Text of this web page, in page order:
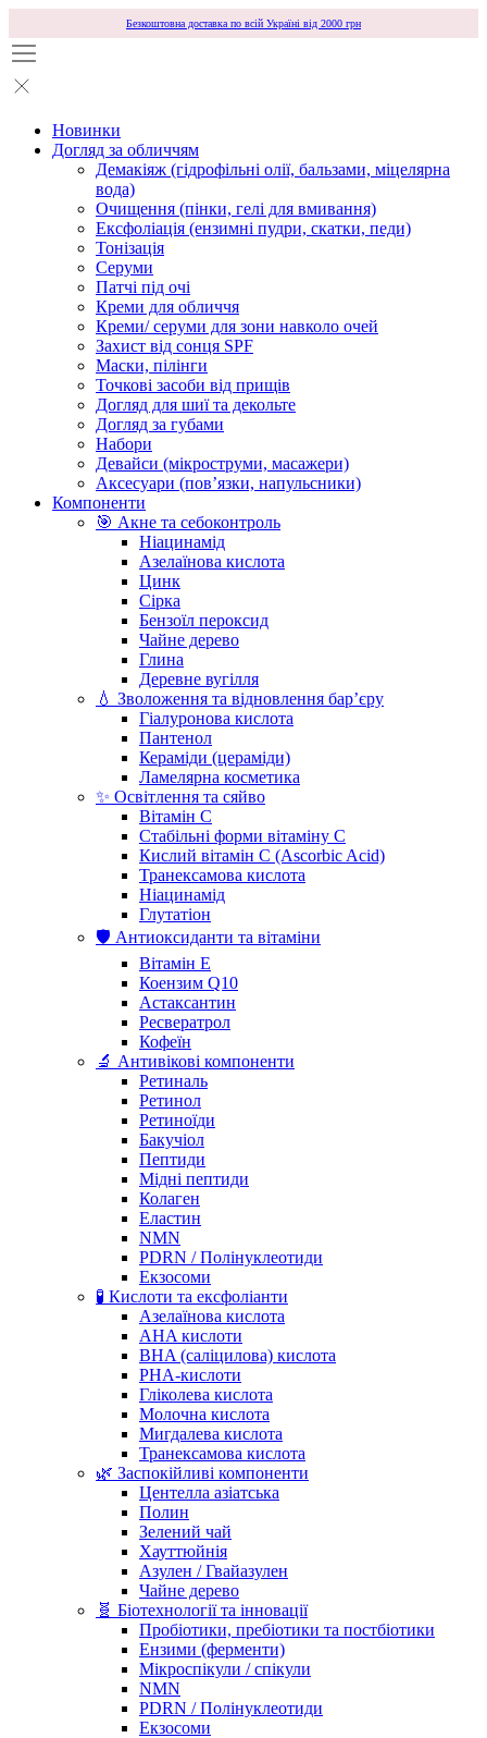
Безкоштовна доставка по всій Україні від 2000 грн
Новинки
Догляд за обличчям
Демакіяж (гідрофільні олії, бальзами, міцелярна
вода)
Очищення (пінки, гелі для вмивання)
Ексфоліація (ензимні пудри, скатки, педи)
Тонізація
Серуми
Патчі під очі
Креми для обличчя
Креми/ серуми для зони навколо очей
Захист від сонця SPF
Маски, пілінги
Точкові засоби від прищів
Догляд для шиї та декольте
Догляд за губами
Набори
Девайси (мікроструми, масажери)
Аксесуари (повʼязки, напульсники)
Компоненти
🎯 Акне та себоконтроль
Ніацинамід
Азелаїнова кислота
Цинк
Сірка
Бензоїл пероксид
Чайне дерево
Глина
Деревне вугілля
💧 Зволоження та відновлення бар’єру
Гіалуронова кислота
Пантенол
Кераміди (цераміди)
Ламелярна косметика
✨ Освітлення та сяйво
Вітамін С
Стабільні форми вітаміну С
Кислий вітамін С (Ascorbic Acid)
Транексамова кислота
Ніацинамід
Глутатіон
🛡️ Антиоксиданти та вітаміни
Вітамін Е
Коензим Q10
Астаксантин
Ресвератрол
Кофеїн
🔬 Антивікові компоненти
Ретиналь
Ретинол
Ретиноїди
Бакучіол
Пептиди
Мідні пептиди
Колаген
Еластин
NMN
PDRN / Полінуклеотиди
Екзосоми
🧪 Кислоти та ексфоліанти
Азелаїнова кислота
AHA кислоти
BHA (саліцилова) кислота
PHA-кислоти
Гліколева кислота
Молочна кислота
Мигдалева кислота
Транексамова кислота
🌿 Заспокійливі компоненти
Центелла азіатська
Полин
Зелений чай
Хауттюйнія
Азулен / Гвайазулен
Чайне дерево
🧬 Біотехнології та інновації
Пробіотики, пребіотики та постбіотики
Ензими (ферменти)
Мікроспікули / спікули
NMN
PDRN / Полінуклеотиди
Екзосоми